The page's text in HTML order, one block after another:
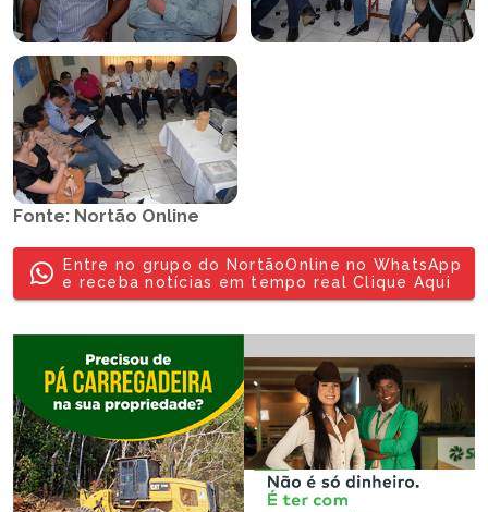
Fonte: Nortão Online
Entre no grupo do NortãoOnline no WhatsApp
e receba notícias em tempo real Clique Aqui